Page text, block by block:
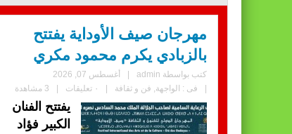
مهرجان صيف الأوداية يفتتح
بالزبادي يكرم محمود مكري
كتب بواسطة admin
أغسطس 07, 2026
فى : الواجهة, فن و ثقافة ٠ تعليقات 3 مشاهدة
يفتتح الفنان
الكبير فؤاد